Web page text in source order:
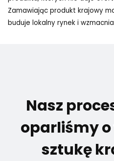
Zamawiając produkt krajowy
buduje lokalny rynek i
Nasz
oparliśmy
sztukę